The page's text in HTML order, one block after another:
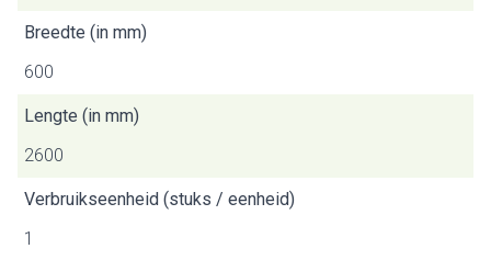
Breedte (in mm)
600
Lengte (in mm)
2600
Verbruikseenheid (stuks / eenheid)
1